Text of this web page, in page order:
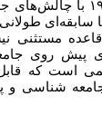
شیوع ویروس کووید
سابقه‌ای
قاعده مستثنی
پیش روی
است که
شناسی و